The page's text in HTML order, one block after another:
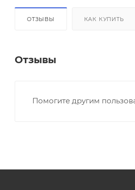
ОТЗЫВЫ КАК КУПИТЬ
Отзывы
Помогите другим